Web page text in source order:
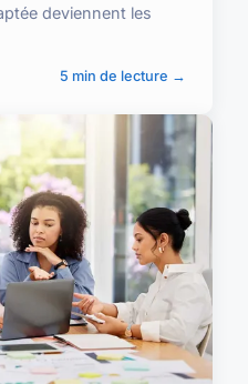
deviennent les
5 min de lecture →